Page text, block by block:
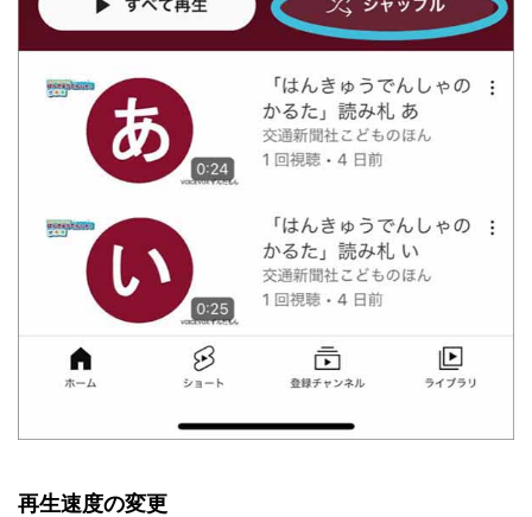
再生速度の変更